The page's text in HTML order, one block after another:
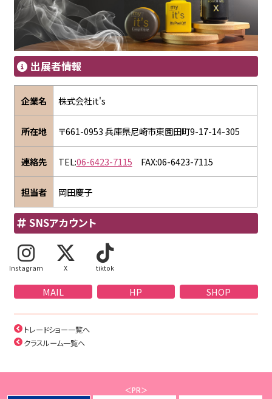
出展者情報
企業名 株式会社it's
所在地 〒661-0953 兵庫県尼崎市東園田町9-17-14-305
連絡先 TEL:06-6423-7115 FAX:06-6423-7115
担当者 岡田慶子
SNSアカウント
Instagram X tiktok
MAIL HP SHOP
トレードショー一覧へ
クラスルーム一覧へ
＜PR＞